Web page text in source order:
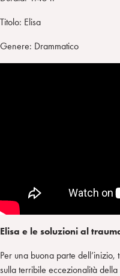
Titolo: Elisa
Genere: Drammatico
Elisa e le soluzioni al
Per una buona parte
sulla terribile eccezionalità